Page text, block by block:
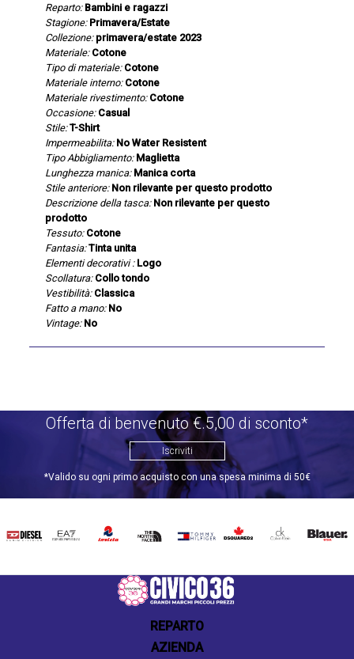
Reparto: Bambini e ragazzi
Stagione: Primavera/Estate
Collezione: primavera/estate 2023
Materiale: Cotone
Tipo di materiale: Cotone
Materiale interno: Cotone
Materiale rivestimento: Cotone
Occasione: Casual
Stile: T-Shirt
Impermeabilita: No Water Resistent
Tipo Abbigliamento: Maglietta
Lunghezza manica: Manica corta
Stile anteriore: Non rilevante per questo prodotto
Descrizione della tasca: Non rilevante per questo
prodotto
Tessuto: Cotone
Fantasia: Tinta unita
Elementi decorativi : Logo
Scollatura: Collo tondo
Vestibilità: Classica
Fatto a mano: No
Vintage: No
Offerta di benvenuto €.5,00 di sconto*
Iscriviti
*Valido su ogni primo acquisto con una spesa minima di 50€
DIESEL EA7 INVICTATHE
TOMMY
DSQUARED2
CALVIN BLAUER
REPARTO
AZIENDA